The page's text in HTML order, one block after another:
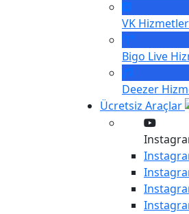
VK
Bigo Live
Deezer
Ücretsiz Araçlar